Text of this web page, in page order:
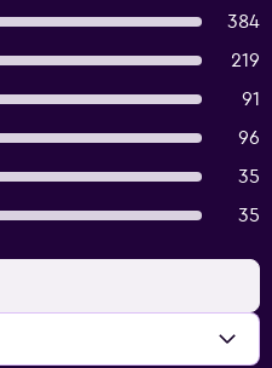
384
219
91
96
35
35